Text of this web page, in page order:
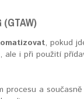
(GTAW)
, pokud
ale i při použití
procesu a